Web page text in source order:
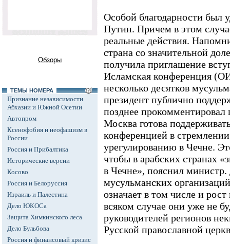
Обзоры
ТЕМЫ НОМЕРА
Признание независимости
Абхазии и Южной Осетии
Автопром
Ксенофобия и неофашизм в
России
Россия и Прибалтика
Исторические версии
Косово
Россия и Белоруссия
Израиль и Палестина
Дело ЮКОСа
Защита Химкинского леса
Дело Бульбова
Россия и финансовый кризис
Особой благодарности был
Путин. Причем в этом
реальные действия.
страна со значительной
получила приглашение
Исламская конференция
несколько десятков
президент публично
позднее
Москва готова
конференцией в
урегулированию в Чечне.
чтобы в арабских странах
в Чечне», пояснил
мусульманских
означает в том числе и
всяком случае они уже не
руководителей регионов
Русской православной